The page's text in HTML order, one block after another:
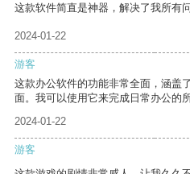
这款软件简直是神器，解决了我所有问
2024-01-22
游客
这款办公软件的功能非常全面，涵盖
面。我可以使用它来完成日常办公的
2024-01-22
游客